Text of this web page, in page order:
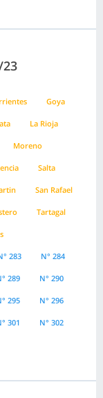
Goya
La Rioja
Moreno
Salta
San Rafael
Tartagal
283 N° 284
289 N° 290
295 N° 296
301 N° 302